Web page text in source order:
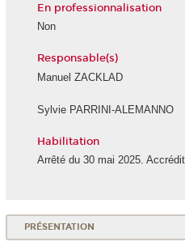
En professionnalisation
Non
Responsable(s)
Manuel ZACKLAD
Sylvie PARRINI-ALEMANNO
Habilitation
Arrêté du 30 mai 2025.
PRÉSENTATION